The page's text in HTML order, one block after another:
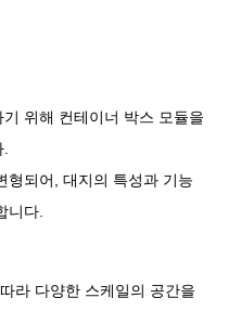
위해 컨테이너 박스 모듈을
.
형되어
대지의 특성과 기능
니다.
라 다양한 스케일의 공간을